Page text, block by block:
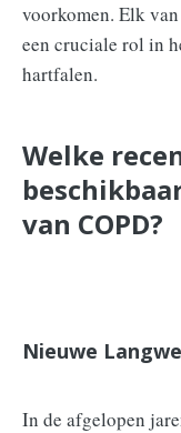
voorkomen. Elk
een cruciale rol in
hartfalen.
Welke
van COPD?
Nieuwe
In de afgelopen